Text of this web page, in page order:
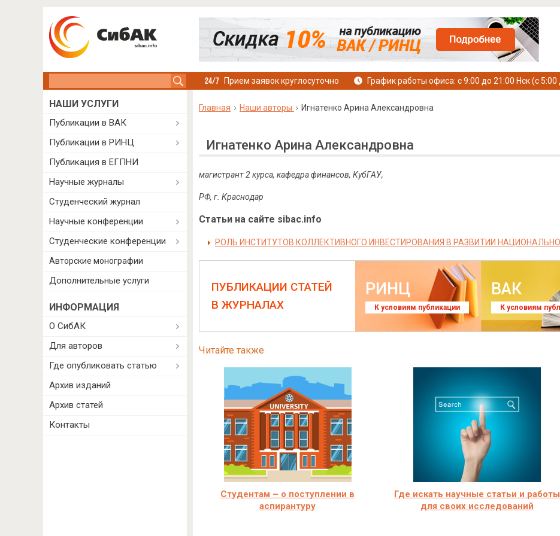
Прием заявок круглосуточно График работы офиса: с 9:00 до 21:00 Нск (с
Главная Наши авторы Игнатенко Арина Александровна
Игнатенко Арина Александровна
магистрант 2 курса, кафедра финансов, КубГАУ,
РФ, г. Краснодар
Статьи на сайте sibac.info
РОЛЬ ИНСТИТУТОВ КОЛЛЕКТИВНОГО ИНВЕСТИРОВАНИЯ В РАЗВИТИИ
ПУБЛИКАЦИИ СТАТЕЙ
В ЖУРНАЛАХ
РИНЦ
К условиям публикации
ВАК
К условиям
Читайте также
Студентам – о поступлении в
аспирантуру
Где искать научные статьи и работы
для своих исследований
НАШИ УСЛУГИ
Публикации в ВАК
Публикации в РИНЦ
Публикация в ЕГПНИ
Научные журналы
Студенческий журнал
Научные конференции
Студенческие конференции
Авторские монографии
Дополнительные услуги
ИНФОРМАЦИЯ
О СибАК
Для авторов
Где опубликовать статью
Архив изданий
Архив статей
Контакты